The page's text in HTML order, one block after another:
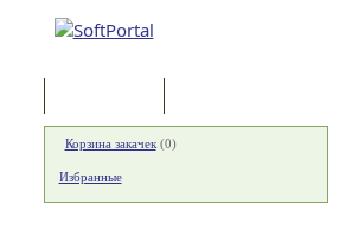
Корзина закачек(0)
Избранные